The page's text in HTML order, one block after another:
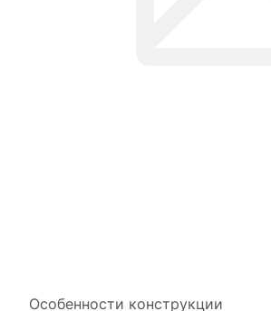
Особенности конструкции